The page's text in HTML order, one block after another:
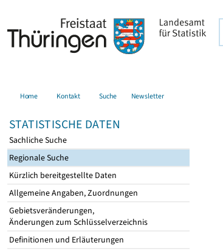
Home Kontakt Suche Newsletter
STATISTISCHE DATEN
Sachliche Suche
Regionale Suche
Kürzlich bereitgestellte Daten
Allgemeine Angaben, Zuordnungen
Gebietsveränderungen,
Änderungen zum Schlüsselverzeichnis
Definitionen und Erläuterungen